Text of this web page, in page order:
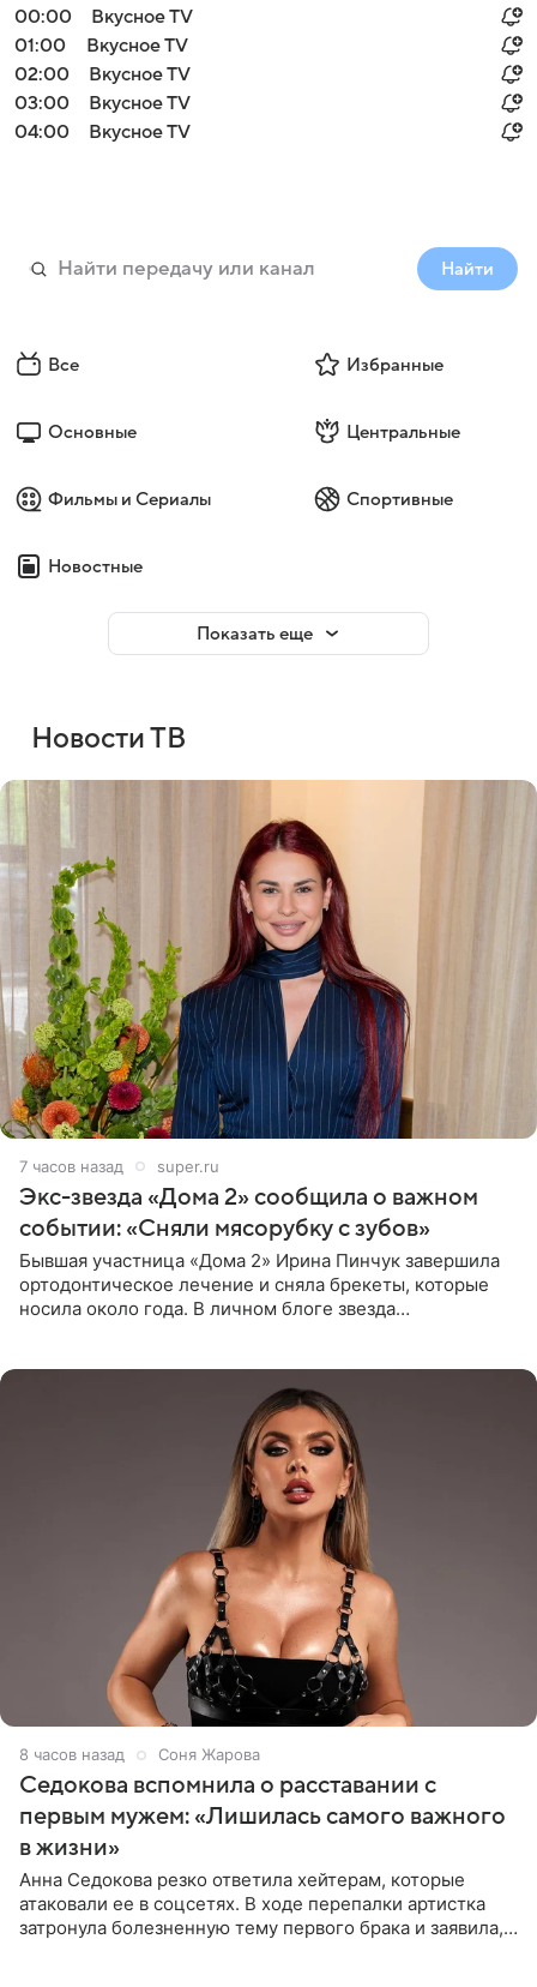
00:00
Вкусное TV
01:00
Вкусное TV
02:00
Вкусное TV
03:00
Вкусное TV
04:00
Вкусное TV
Найти
Все Избранные
Основные Центральные
Фильмы и Сериалы Спортивные
Новостные
Показать еще
Новости ТВ
7 часов назад super.ru
Экс-звезда «Дома 2» сообщила о важном
событии: «Сняли мясорубку с зубов»
Бывшая участница «Дома 2» Ирина Пинчук завершила
ортодонтическое лечение и сняла брекеты, которые
носила около года. В личном блоге звезда
8 часов назад Соня Жарова
Седокова вспомнила о расставании с
первым мужем: «Лишилась самого важного
в жизни»
Анна Седокова резко ответила хейтерам, которые
атаковали ее в соцсетях. В ходе перепалки артистка
затронула болезненную тему первого брака и заявила,